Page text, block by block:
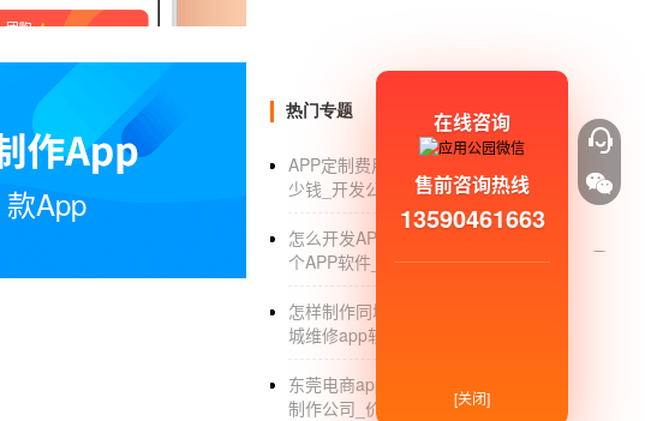
而且它需要智能美观，页面布局清晰，便于
外卖APP开发，外卖创业者怎么打造
外卖订餐系统开发
案例，振声130微6623拨
司专门研究开发系统，不做系统不打扰！
一是平台优势(真正能帮助商家从美团点评平
1.线上线下双引流：线下支付可以引流到线上
2.打造品牌店口碑：一键指导，支付成功页
3.提高收银效率：团购直接查凭证，外卖自
款App
热门专题
APP定制费用_移动APP定制开发多
少钱_开发公司
怎么开发APP软件_自己怎么开发一
个APP软件_赚钱
怎样制作同城维修app软件_制作同
城维修app软件
东莞电商app开发_东莞电商app开发
制作公司_价格
在线咨询
售前咨询热线
13590461663
[关闭]